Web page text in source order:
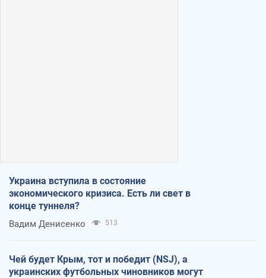
Украина вступила в состояние
экономического кризиса. Есть ли свет в
конце туннеля?
Вадим Денисенко 513
Чей будет Крым, тот и победит (NSJ), а
украинских футбольных чиновников могут